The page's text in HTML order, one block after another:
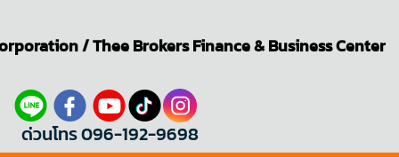
/Thee BrokersFinance & Business Center
ด่วนโทร 096-192-9698